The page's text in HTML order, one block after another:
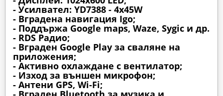
- Усилвател: YD7388 - 4x45W
- Вградена навигация Igo;
- Поддържа Google maps, Waze, Sygic и др.
- RDS Радио;
- Вграден Google Play за сваляне на
приложения;
- Активно охлаждане с вентилатор;
- Изход за външен микрофон;
- Антени GPS, Wi-Fi;